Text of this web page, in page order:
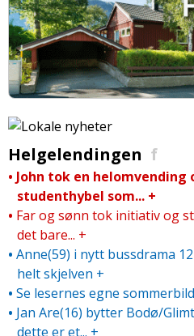
Helgelendingen f
• John tok en
studenthybel som... +
• Far og sønn tok initiativ og
det bare... +
• Anne(59) i nytt bussdrama
helt skjelven +
• Se lesernes egne
• Jan Are(16) bytter Bodø/­
dette er et... +